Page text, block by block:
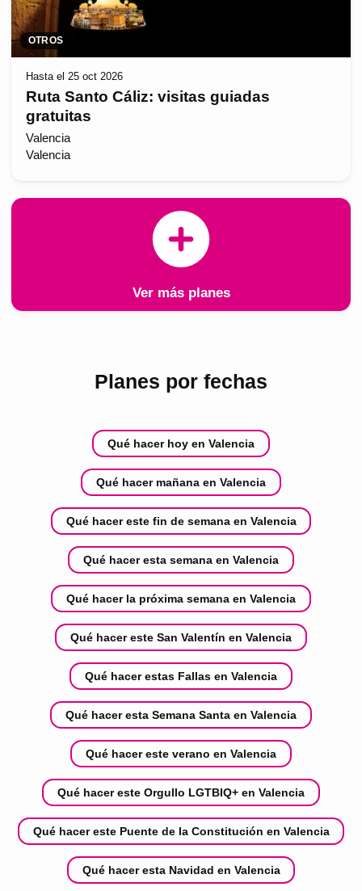
OTROS
Hasta el 25 oct 2026
Ruta Santo Cáliz: visitas guiadas
gratuitas
Valencia
Valencia
Ver más planes
Planes por fechas
Qué hacer hoy en Valencia
Qué hacer mañana en Valencia
Qué hacer este fin de semana en Valencia
Qué hacer esta semana en Valencia
Qué hacer la próxima semana en Valencia
Qué hacer este San Valentín en Valencia
Qué hacer estas Fallas en Valencia
Qué hacer esta Semana Santa en Valencia
Qué hacer este verano en Valencia
Qué hacer este Orgullo LGTBIQ+ en Valencia
Qué hacer este Puente de la Constitución en Valencia
Qué hacer esta Navidad en Valencia